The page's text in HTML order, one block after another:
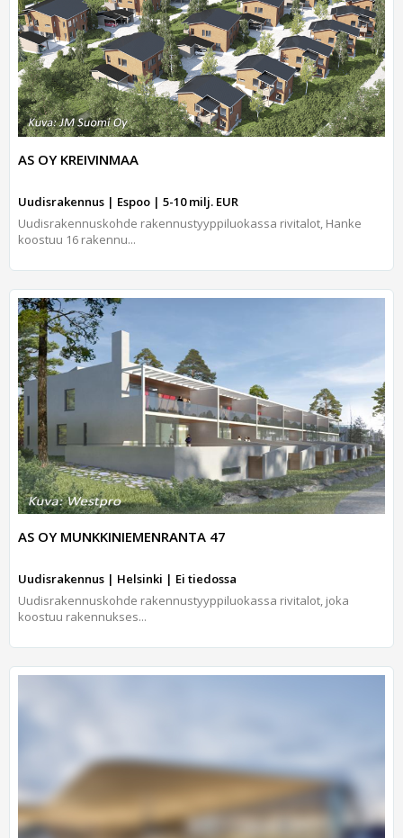
AS OY KREIVINMAA
Uudisrakennus | Espoo | 5-10 milj. EUR
Uudisrakennuskohde rakennustyyppiluokassa rivitalot, Hanke
koostuu 16 rakennu...
AS OY MUNKKINIEMENRANTA 47
Uudisrakennus | Helsinki | Ei tiedossa
Uudisrakennuskohde rakennustyyppiluokassa rivitalot, joka
koostuu rakennukses...